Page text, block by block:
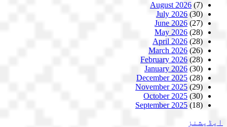
August 2026 (7)
July 2026 (30)
June 2026 (27)
May 2026 (28)
April 2026 (28)
March 2026 (26)
February 2026 (28)
January 2026 (30)
December 2025 (28)
November 2025 (29)
October 2025 (30)
September 2025 (18)
ایڈیشنز